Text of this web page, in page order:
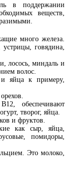
в поддержании
веществ,
много железа.
говядина,
лосось, миндаль и
волос.
яйца к примеру,
обеспечивают
творог, яйца.
и фруктов.
как сыр, яйца,
помидоры,
Это молоко,